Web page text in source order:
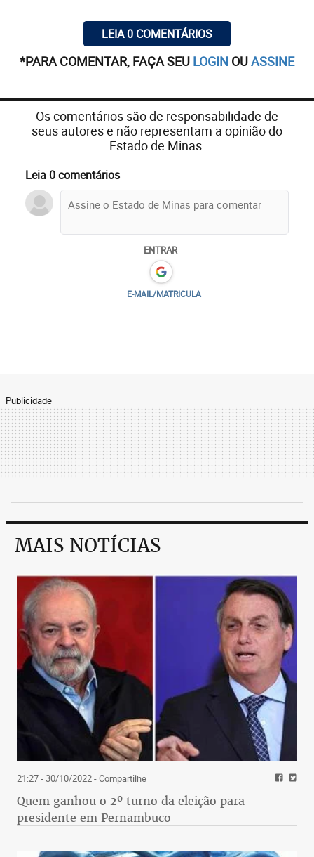
LEIA 0 COMENTÁRIOS
*PARA COMENTAR, FAÇA SEU LOGIN OUASSINE
Os comentários são de responsabilidade de
seus autores e não representam a opinião do
Estado de Minas.
Leia 0 comentários
ENTRAR
E-MAIL/MATRICULA
Publicidade
MAIS NOTÍCIAS
21:27 - 30/10/2022- Compartilhe
Quem ganhou o 2º turno da eleição para
presidente em Pernambuco